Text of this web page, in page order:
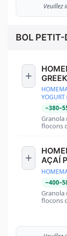
Veuillez
BOL PETIT-
YOGURT
~380–
Granola
flocons
AÇAÍ
~400–
Granola
flocons